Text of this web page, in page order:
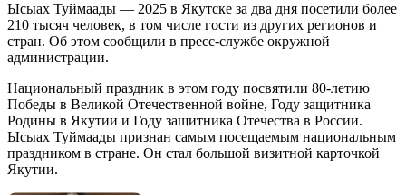
Ысыах Туймаады — 2025 в Якутске за два дня посетили более
210 тысяч человек, в том числе гости из других регионов и
стран. Об этом сообщили в пресс-службе окружной
администрации.
Национальный праздник в этом году посвятили 80-летию
Победы в Великой Отечественной войне, Году защитника
Родины в Якутии и Году защитника Отечества в России.
Ысыах Туймаады признан самым посещаемым национальным
праздником в стране. Он стал большой визитной карточкой
Якутии.